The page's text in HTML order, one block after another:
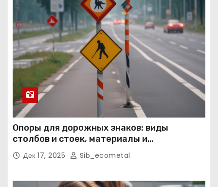
Опоры для дорожных знаков: виды
столбов и стоек, материалы и
нормативные требования
Дек 17, 2025 Sib_ecometal